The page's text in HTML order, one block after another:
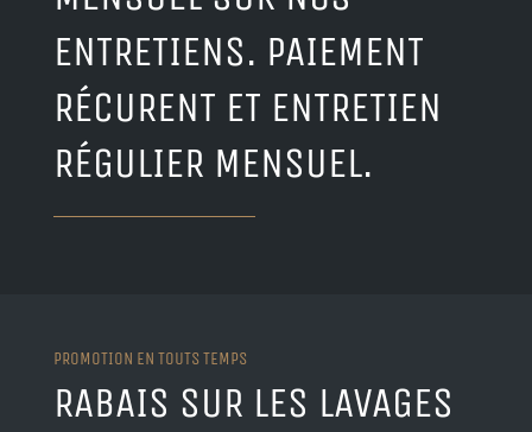
ENTRETIENS. PAIEMENT
RÉCURENT ET ENTRETIEN
RÉGULIER MENSUEL.
PROMOTION EN TOUTS TEMPS
RABAIS SUR LES LAVAGES